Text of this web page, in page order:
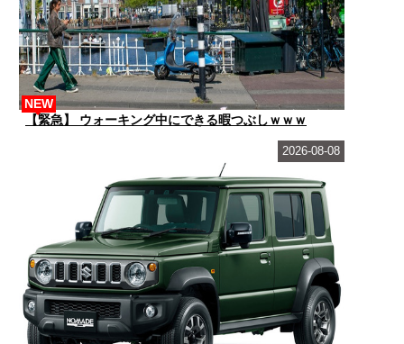
【緊急】 ウォーキング中にできる暇つぶしｗｗｗ
NEW
2026-08-08